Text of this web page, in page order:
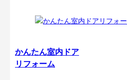
かんたん室内ドア
リフォーム